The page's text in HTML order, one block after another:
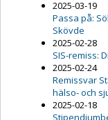
2025-03-19
Passa på:
Skövde
2025-02-28
SIS-remiss:
2025-02-24
Remissvar
hälso- och
2025-02-18